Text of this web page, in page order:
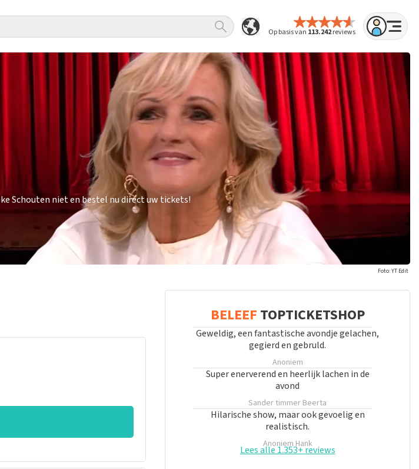
Op basis van 113.242reviews
Schouten niet en bestel nu direct uw tickets!
Foto: YT Edit
BELEEF TOPTICKETSHOP
Geweldig, een fantastische avondje gelachen,
gegierd en gebruld.
Anoniem
Super enerverend en heerlijk lachen in de
avond
Sander timmer Beerta
Hilarische show, maar ook gevoelig en
realistisch.
AnoniemHank
Lees alle 1.353+ reviews